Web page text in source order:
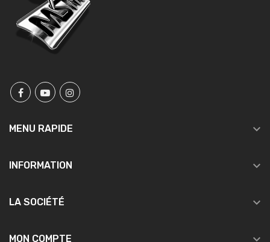
MENU RAPIDE 
INFORMATION 
LA SOCIÉTÉ 
MON COMPTE